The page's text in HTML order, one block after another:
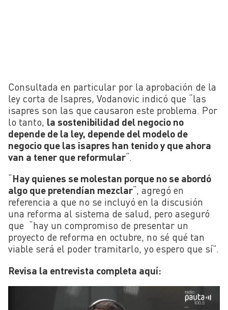
Consultada en particular por la aprobación de la
ley corta de Isapres, Vodanovic indicó que “las
isapres son las que causaron este problema. Por
lo tanto, la sostenibilidad del negocio no
depende de la ley, depende del modelo de
negocio que las isapres han tenido y que ahora
van a tener que reformular“.
“Hay quienes se molestan porque no se abordó
algo que pretendían mezclar“, agregó en
referencia a que no se incluyó en la discusión
una reforma al sistema de salud, pero aseguró
que “hay un compromiso de presentar un
proyecto de reforma en octubre, no sé qué tan
viable será el poder tramitarlo, yo espero que sí”.
Revisa la entrevista completa aquí: